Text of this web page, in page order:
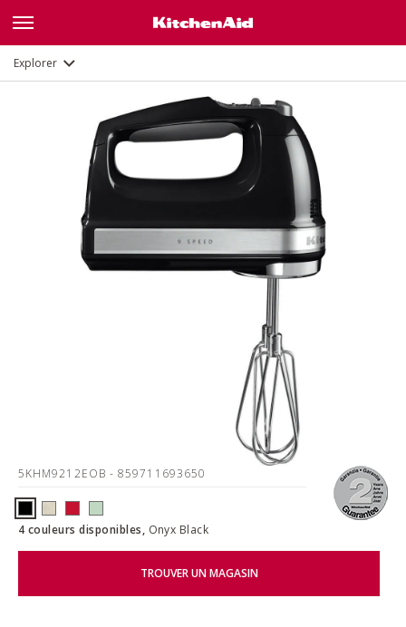
Explorer
5KHM9212EOB - 859711693650
4 couleurs disponibles, Onyx Black
TROUVER UN MAGASIN